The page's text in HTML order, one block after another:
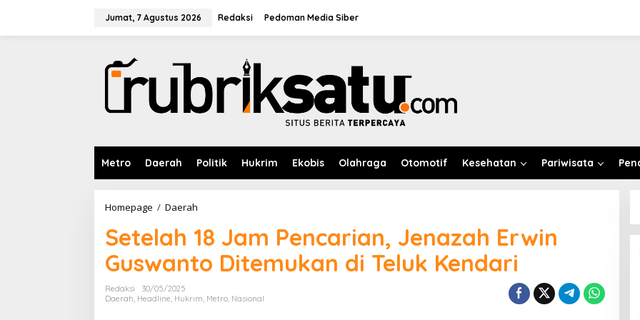
Jumat, 7 Agustus 2026 Redaksi Pedoman Media Siber
Metro Daerah Politik Hukrim Ekobis Olahraga Otomotif Kesehatan Pariwisata
Homepage / Daerah
t
e
l
a
1
Setelah 18 Jam Pencarian, Jenazah Erwin
Guswanto Ditemukan di Teluk Kendari
Redaksi
30/05/2025
Daerah Headline Hukrim Metro Nasional